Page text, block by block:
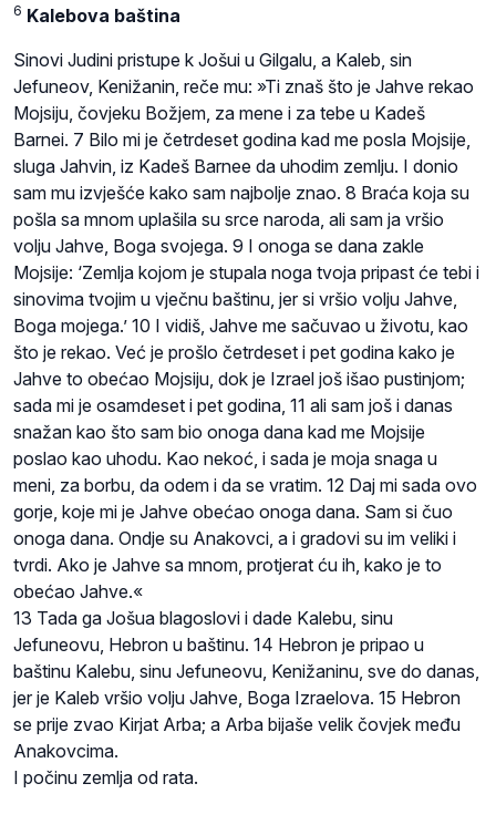
6 Kalebova baština
Sinovi Judini pristupe k Jošui u Gilgalu, a Kaleb, sin
Jefuneov, Kenižanin, reče mu: »Ti znaš što je Jahve rekao
Mojsiju, čovjeku Božjem, za mene i za tebe u Kadeš
Barnei. 7 Bilo mi je četrdeset godina kad me posla Mojsije,
sluga Jahvin, iz Kadeš Barnee da uhodim zemlju. I donio
sam mu izvješće kako sam najbolje znao. 8 Braća koja su
pošla sa mnom uplašila su srce naroda, ali sam ja vršio
volju Jahve, Boga svojega. 9 I onoga se dana zakle
Mojsije: ‘Zemlja kojom je stupala noga tvoja pripast će tebi i
sinovima tvojim u vječnu baštinu, jer si vršio volju Jahve,
Boga mojega.’ 10 I vidiš, Jahve me sačuvao u životu, kao
što je rekao. Već je prošlo četrdeset i pet godina kako je
Jahve to obećao Mojsiju, dok je Izrael još išao pustinjom;
sada mi je osamdeset i pet godina, 11 ali sam još i danas
snažan kao što sam bio onoga dana kad me Mojsije
poslao kao uhodu. Kao nekoć, i sada je moja snaga u
meni, za borbu, da odem i da se vratim. 12 Daj mi sada ovo
gorje, koje mi je Jahve obećao onoga dana. Sam si čuo
onoga dana. Ondje su Anakovci, a i gradovi su im veliki i
tvrdi. Ako je Jahve sa mnom, protjerat ću ih, kako je to
obećao Jahve.«
13 Tada ga Jošua blagoslovi i dade Kalebu, sinu
Jefuneovu, Hebron u baštinu. 14 Hebron je pripao u
baštinu Kalebu, sinu Jefuneovu, Kenižaninu, sve do danas,
jer je Kaleb vršio volju Jahve, Boga Izraelova. 15 Hebron
se prije zvao Kirjat Arba; a Arba bijaše velik čovjek među
Anakovcima.
I počinu zemlja od rata.